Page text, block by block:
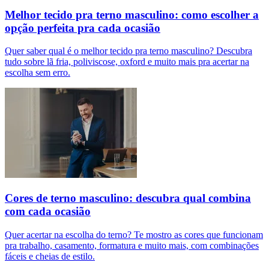
Melhor tecido pra terno masculino: como escolher a
opção perfeita pra cada ocasião
Quer saber qual é o melhor tecido pra terno masculino? Descubra
tudo sobre lã fria, poliviscose, oxford e muito mais pra acertar na
escolha sem erro.
Cores de terno masculino: descubra qual combina
com cada ocasião
Quer acertar na escolha do terno? Te mostro as cores que funcionam
pra trabalho, casamento, formatura e muito mais, com combinações
fáceis e cheias de estilo.